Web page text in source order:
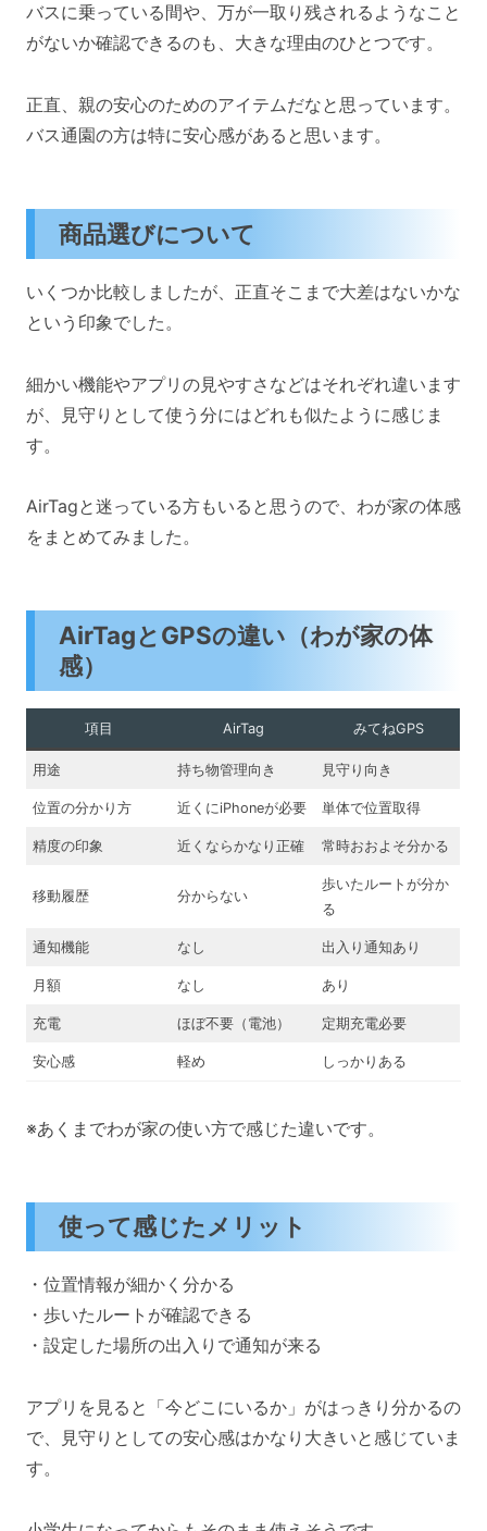
バスに乗っている間や、万が一取り残されるようなこと
がないか確認できるのも、大きな理由のひとつです。
正直、親の安心のためのアイテムだなと思っています。
バス通園の方は特に安心感があると思います。
商品選びについて
いくつか比較しましたが、正直そこまで大差はないかな
という印象でした。
細かい機能やアプリの見やすさなどはそれぞれ違います
が、見守りとして使う分にはどれも似たように感じま
す。
AirTagと迷っている方もいると思うので、わが家の体感
をまとめてみました。
AirTagとGPSの違い（わが家の体
感）
項目 AirTag みてねGPS
用途 持ち物管理向き 見守り向き
位置の分かり方 近くにiPhoneが必要 単体で位置取得
精度の印象 近くならかなり正確 常時おおよそ分かる
移動履歴 分からない
歩いたルートが分か
る
通知機能 なし 出入り通知あり
月額 なし あり
充電 ほぼ不要（電池） 定期充電必要
安心感 軽め しっかりある
※あくまでわが家の使い方で感じた違いです。
使って感じたメリット
・位置情報が細かく分かる
・歩いたルートが確認できる
・設定した場所の出入りで通知が来る
アプリを見ると「今どこにいるか」がはっきり分かるの
で、見守りとしての安心感はかなり大きいと感じていま
す。